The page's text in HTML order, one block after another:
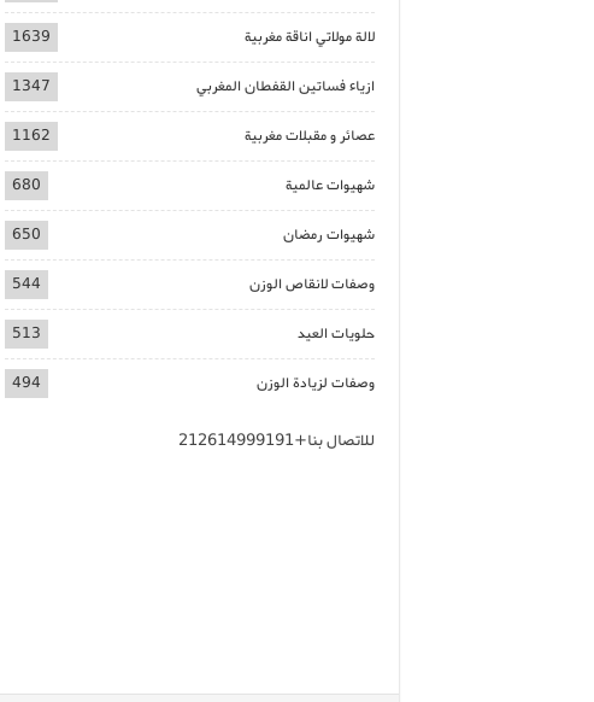
لالة مولاتي اناقة مغربية 1639
ازياء فساتين القفطان المغربي 1347
عصائر و مقبلات مغربية 1162
شهيوات عالمية 680
شهيوات رمضان 650
وصفات لانقاص الوزن 544
حلويات العيد 513
وصفات لزيادة الوزن 494
للاتصال بنا+212614999191